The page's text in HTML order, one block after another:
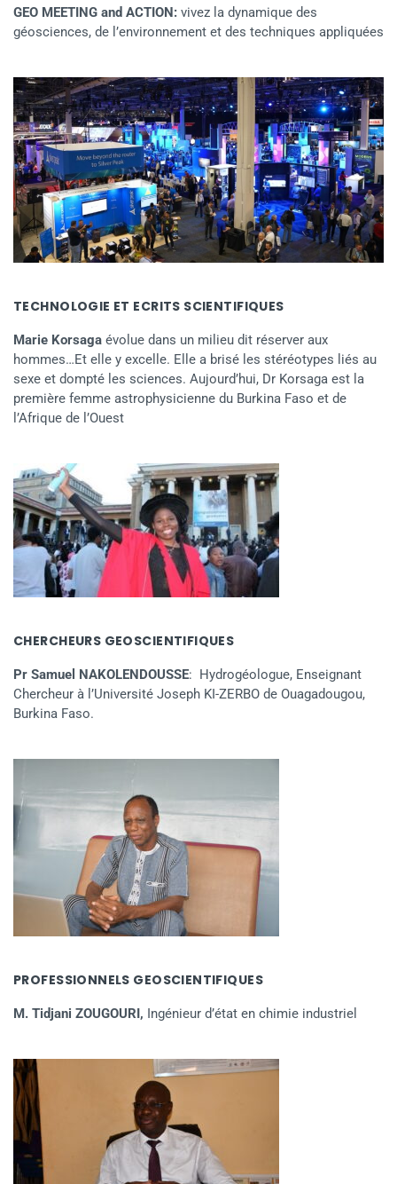
GEO MEETING and ACTION: vivez la dynamique des
géosciences, de l’environnement et des techniques appliquées
TECHNOLOGIE ET ECRITS SCIENTIFIQUES
Marie Korsaga évolue dans un milieu dit réserver aux
hommes…Et elle y excelle. Elle a brisé les stéréotypes liés au
sexe et dompté les sciences. Aujourd’hui, Dr Korsaga est la
première femme astrophysicienne du Burkina Faso et de
l’Afrique de l’Ouest
CHERCHEURS GEOSCIENTIFIQUES
Pr Samuel NAKOLENDOUSSE: Hydrogéologue, Enseignant
Chercheur à l’Université Joseph KI-ZERBO de Ouagadougou,
Burkina Faso.
PROFESSIONNELS GEOSCIENTIFIQUES
M. Tidjani ZOUGOURI, Ingénieur d’état en chimie industriel